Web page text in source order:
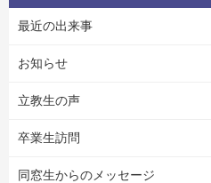
最近の出来事
お知らせ
立教生の声
卒業生訪問
同窓生からのメッセージ